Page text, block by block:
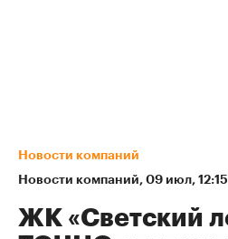
Новости компаний
Новости компаний⁠, 09 июл, 12:15
ЖК «Светский